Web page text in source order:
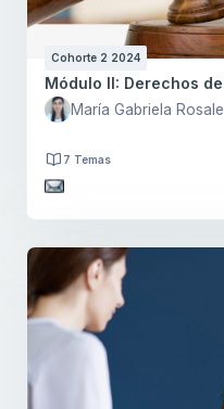
Cohorte 2 2024
Módulo II: Derechos
María Gabriela
7 Temas